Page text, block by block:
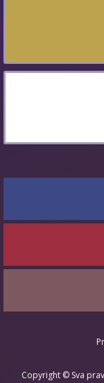
Copyright © Sva